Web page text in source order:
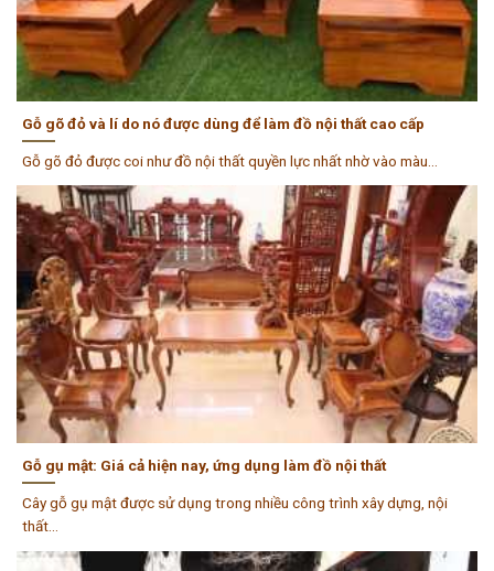
Gỗ gõ đỏ và lí do nó được dùng để làm đồ nội thất cao cấp
Gỗ gõ đỏ được coi như đồ nội thất quyền lực nhất nhờ vào màu...
Gỗ gụ mật: Giá cả hiện nay, ứng dụng làm đồ nội thất
Cây gỗ gụ mật được sử dụng trong nhiều công trình xây dựng, nội
thất...